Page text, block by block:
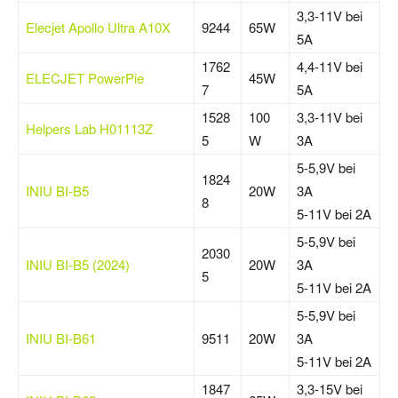
Elecjet Apollo Ultra A10X 9244 65W
3,3-11V bei
5A
ELECJET PowerPie
1762
7
45W
4,4-11V bei
5A
Helpers Lab H01113Z
1528
5
100
W
3,3-11V bei
3A
INIU BI-B5
1824
8
20W
5-5,9V bei
3A
5-11V bei 2A
INIU BI-B5 (2024)
2030
5
20W
5-5,9V bei
3A
5-11V bei 2A
INIU BI-B61 9511 20W
5-5,9V bei
3A
5-11V bei 2A
1847 3,3-15V bei